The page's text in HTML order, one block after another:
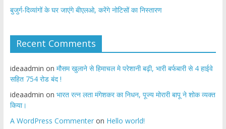
बुजुर्ग-दिव्यांगों के घर जाएंगे बीएलओ, करेंगे नोटिसों का निस्तारण
Recent Comments
ideaadmin on मौसम खुलाने से हिमाचल मे परेशानी बढ़ी, भारी बर्फबारी से 4 हाईवे
सहित 754 रोड बंद !
ideaadmin on भारत रत्न लता मंगेशकर का निधन, पूज्य मोरारी बापू ने शोक व्यक्त
किया।
A WordPress Commenteron Hello world!